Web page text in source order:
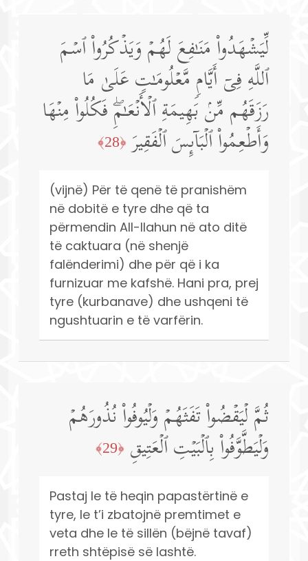
لِّیَشۡهَدُوا۟ مَنَـٰفِعَ لَهُمۡ وَیَذۡكُرُوا۟ ٱسۡمَ
ٱللَّهِ فِیۤ أَیَّامࣲ مَّعۡلُومَـٰتٍ عَلَىٰ مَا
رَزَقَهُم مِّنۢ بَهِیمَةِ ٱلۡأَنۡعَـٰمِۖ فَكُلُوا۟ مِنۡهَا
وَأَطۡعِمُوا۟ ٱلۡبَاۤىِٕسَ ٱلۡفَقِیرَ ﴿28﴾
(vijnë) Për të qenë të pranishëm
në dobitë e tyre dhe që ta
përmendin All-llahun në ato ditë
të caktuara (në shenjë
falënderimi) dhe për që i ka
furnizuar me kafshë. Hani pra, prej
tyre (kurbanave) dhe ushqeni të
ngushtuarin e të varfërin.
ثُمَّ لۡیَقۡضُوا۟ تَفَثَهُمۡ وَلۡیُوفُوا۟ نُذُورَهُمۡ
وَلۡیَطَّوَّفُوا۟ بِٱلۡبَیۡتِ ٱلۡعَتِیقِ ﴿29﴾
Pastaj le të heqin papastërtinë e
tyre, le t’i zbatojnë premtimet e
veta dhe le të sillën (bëjnë tavaf)
rreth shtëpisë së lashtë.